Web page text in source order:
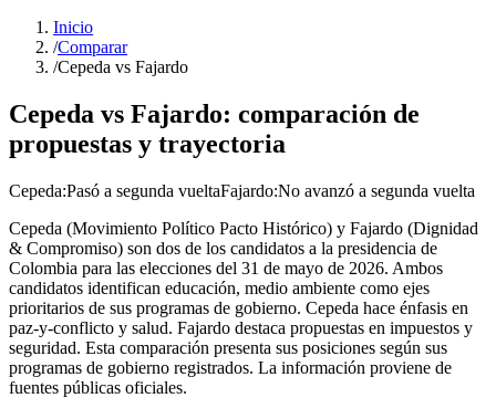
Inicio
/Comparar
/Cepeda vs Fajardo
Cepeda vs Fajardo: comparación de
propuestas y trayectoria
Cepeda:Pasó a segunda vueltaFajardo:No avanzó a segunda vuelta
Cepeda (Movimiento Político Pacto Histórico) y Fajardo (Dignidad
& Compromiso) son dos de los candidatos a la presidencia de
Colombia para las elecciones del 31 de mayo de 2026. Ambos
candidatos identifican educación, medio ambiente como ejes
prioritarios de sus programas de gobierno. Cepeda hace énfasis en
paz-y-conflicto y salud. Fajardo destaca propuestas en impuestos y
seguridad. Esta comparación presenta sus posiciones según sus
programas de gobierno registrados. La información proviene de
fuentes públicas oficiales.